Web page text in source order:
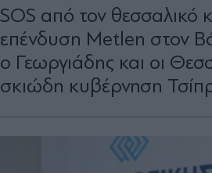
SOS από τον θεσσαλικό
επένδυση Metlen στον
ο Γεωργιάδης και οι
σκιώδη κυβέρνηση